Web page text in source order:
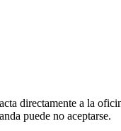
directamente a la
puede no aceptarse.